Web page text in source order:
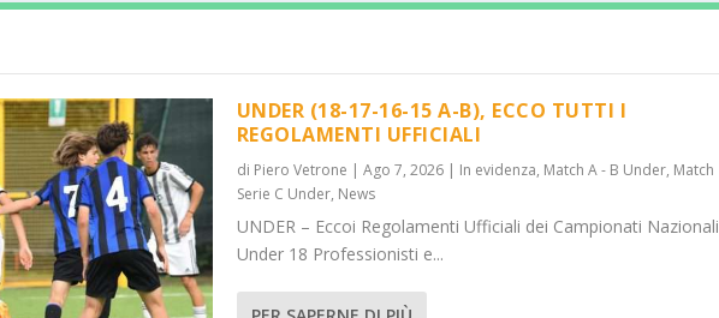
UNDER (18-17-16-15 A-B), ECCO TUTTI I
REGOLAMENTI UFFICIALI
di Piero Vetrone | Ago 7, 2026| In evidenza, Match A - B Under, Match
Serie C Under, News
UNDER – Eccoi Regolamenti Ufficiali dei Campionati Nazionali
Under 18 Professionisti e...